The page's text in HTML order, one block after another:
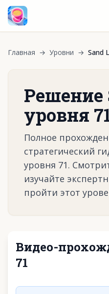
Главная → Уровни → Sand
Решение
уровня
Полное
стратегический
уровня 71.
изучайте
пройти этот
Видео-
71